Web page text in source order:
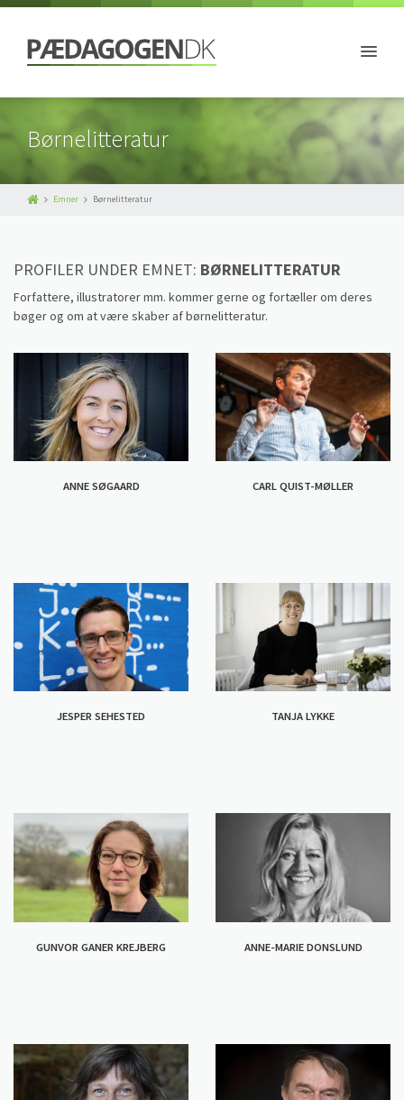
Børnelitteratur
Emner Børnelitteratur
PROFILER UNDER EMNET: BØRNELITTERATUR
Forfattere, illustratorer mm. kommer gerne og fortæller om deres
bøger og om at være skaber af børnelitteratur.
ANNE SØGAARD CARL QUIST-MØLLER
JESPER SEHESTED TANJA LYKKE
GUNVOR GANER KREJBERG ANNE-MARIE DONSLUND